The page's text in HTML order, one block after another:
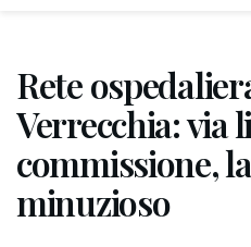
Rete
Verrecchia: via
commissione,
minuzioso